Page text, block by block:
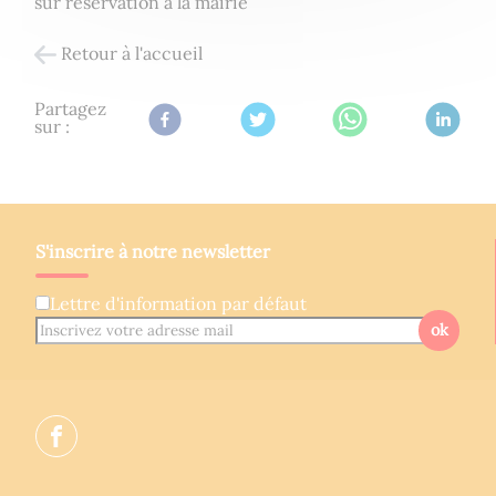
Retour à l'accueil
Partagez
sur :
S'inscrire à notre newsletter
Lettre d'information par défaut
ok